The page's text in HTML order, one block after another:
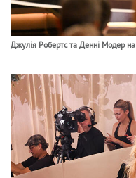
Джулія Робертс та Денні Модер